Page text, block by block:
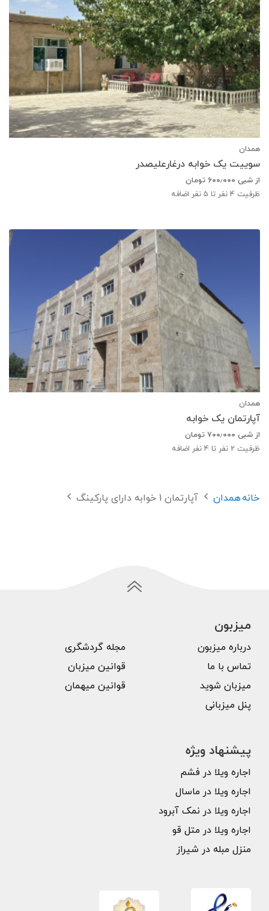
همدان
سوییت یک خوابه درغارعلیصدر
از شبی ۶۰۰٫۰۰۰ تومان
ظرفیت 4 نفر تا 5 نفر اضافه
همدان
آپارتمان یک خوابه
از شبی ۷۰۰٫۰۰۰ تومان
ظرفیت 2 نفر تا 4 نفر اضافه
خانههمدان آپارتمان 1 خوابه دارای پارکینگ
میزبون
درباره میزبون
تماس با ما
میزبان شوید
پنل میزبانی
مجله گردشگری
قوانین میزبان
قوانین میهمان
پیشنهاد ویژه
اجاره ویلا در فشم
اجاره ویلا در ماسال
اجاره ویلا در نمک آبرود
اجاره ویلا در متل قو
منزل مبله در شیراز